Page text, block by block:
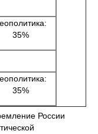
35%
35%
России